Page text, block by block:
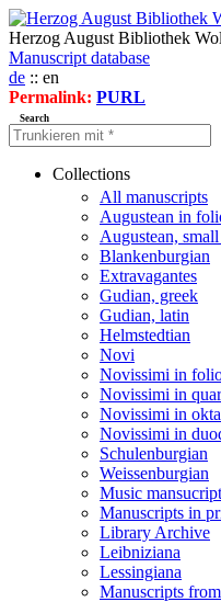
Herzog August Bibliothek
Manuscript database
de :: en
Permalink: PURL
Search
Collections
All manuscripts
Augustean in
Augustean,
Blankenburgian
Extravagantes
Gudian, greek
Gudian, latin
Helmstedtian
Novi
Novissimi in
Novissimi in
Novissimi in
Novissimi in
Schulenburgian
Weissenburgian
Music
Manuscripts in
Library Archive
Leibniziana
Lessingiana
Manuscripts